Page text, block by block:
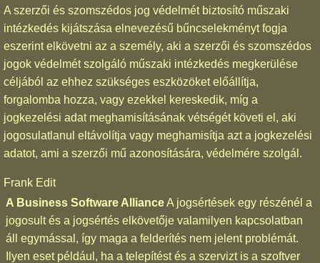
A szerzői és szomszédos jog védelmét biztosító műszaki
intézkedés kijátszása elnevezésű bűncselekményt fogja
eszerint elkövetni az a személy, aki a szerzői és szomszédos
jogok védelmét szolgáló műszaki intézkedés megkerülése
céljából az ehhez szükséges eszközöket előállítja,
forgalomba hozza, vagy ezekkel kereskedik, míg a
jogkezelési adat meghamisításának vétségét követi el, aki
jogosulatlanul eltávolítja vagy meghamisítja azt a jogkezelési
adatot, ami a szerzői mű azonosítására, védelmére szolgál.
Frank Edit
A Business Software AllianceA jogsértések egy részénél a
jogosult és a jogsértés elkövetője valamilyen kapcsolatban
áll egymással, így maga a felderítés nem jelent problémát.
Ilyen eset például, ha a telepítést és a szervizt is a szoftver